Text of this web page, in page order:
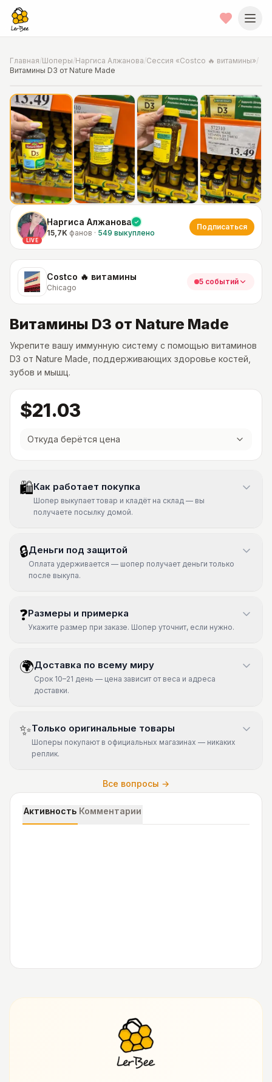
Главная/Шоперы/Наргиса Алжанова/Сессия «Costco 🔥 витамины»/
Витамины D3 от Nature Made
📍Фото от шопера·Chicago
LIVE
Наргиса Алжанова
15,7K фанов · 549 выкуплено
Подписаться
Costco 🔥 витамины
Chicago
5 событий
Витамины D3 от Nature Made
Укрепите вашу иммунную систему с помощью витаминов
D3 от Nature Made, поддерживающих здоровье костей,
зубов и мышц.
$21.03
Откуда берётся цена
🛍Как работает покупка
Шопер выкупает товар и кладёт на склад — вы
получаете посылку домой.
🔒Деньги под защитой
Оплата удерживается — шопер получает деньги только
после выкупа.
❓Размеры и примерка
Укажите размер при заказе. Шопер уточнит, если нужно.
🌍Доставка по всему миру
Срок 10–21 день — цена зависит от веса и адреса
доставки.
✨Только оригинальные товары
Шоперы покупают в официальных магазинах — никаких
реплик.
Все вопросы →
Активность Комментарии